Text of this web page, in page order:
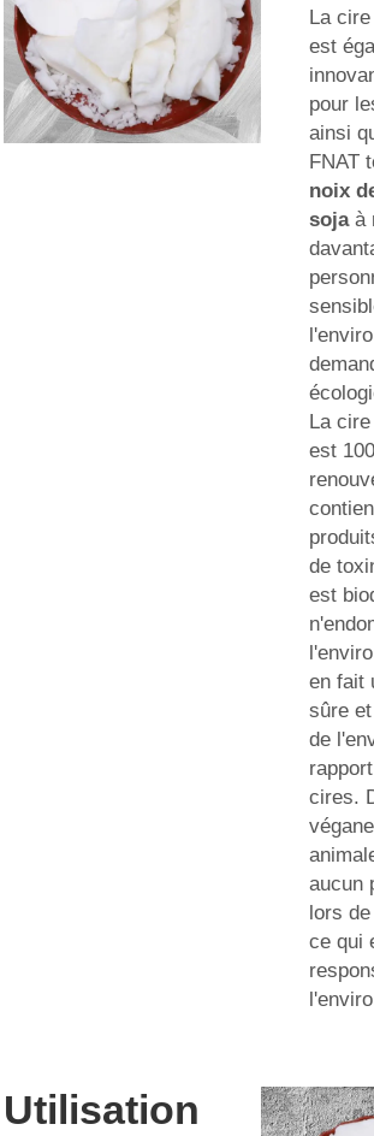
La
est
pour
ainsi
FNAT
noix
soja à
La
est
de
est
en fait
sûre
de
cires.
aucun
lors
ce qui
Utilisation